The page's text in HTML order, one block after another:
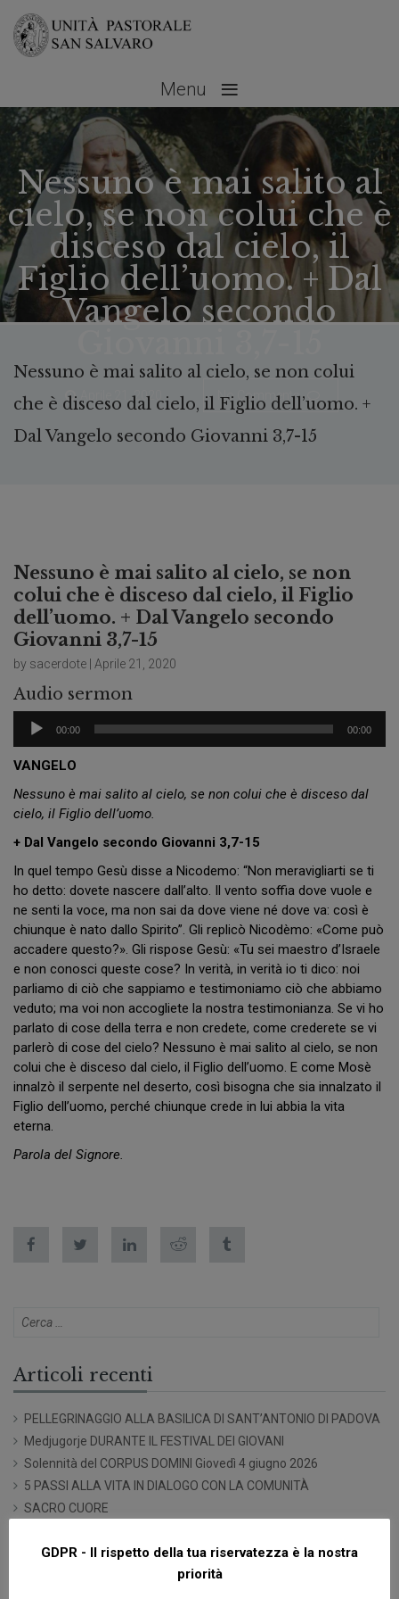
Menu ≡
Nessuno è mai salito al
cielo, se non colui che è
disceso dal cielo, il
Figlio dell’uomo. + Dal
Vangelo secondo
Aprile 21, 2020 No Comments
Nessuno è mai salito al cielo, se non colui
che è disceso dal cielo, il Figlio dell’uomo. +
Dal Vangelo secondo Giovanni 3,7-15
Nessuno è mai salito al cielo, se non
colui che è disceso dal cielo, il Figlio
dell’uomo. + Dal Vangelo secondo
Giovanni 3,7-15
by sacerdote | Aprile 21, 2020
Audio sermon
Audio
Player
00:00 00:00
VANGELO
Nessuno è mai salito al cielo, se non colui che è disceso dal
cielo, il Figlio dell’uomo.
+ Dal Vangelo secondo Giovanni 3,7-15
In quel tempo Gesù disse a Nicodemo: “Non meravigliarti se ti
ho detto: dovete nascere dall’alto. Il vento soffia dove vuole e
ne senti la voce, ma non sai da dove viene né dove va: così è
chiunque è nato dallo Spirito”. Gli replicò Nicodèmo: «Come può
accadere questo?». Gli rispose Gesù: «Tu sei maestro d’Israele
e non conosci queste cose? In verità, in verità io ti dico: noi
parliamo di ciò che sappiamo e testimoniamo ciò che abbiamo
veduto; ma voi non accogliete la nostra testimonianza. Se vi ho
parlato di cose della terra e non credete, come crederete se vi
parlerò di cose del cielo? Nessuno è mai salito al cielo, se non
colui che è disceso dal cielo, il Figlio dell’uomo. E come Mosè
innalzò il serpente nel deserto, così bisogna che sia innalzato il
Figlio dell’uomo, perché chiunque crede in lui abbia la vita
eterna.
Parola del Signore.
Articoli recenti
PELLEGRINAGGIO ALLA BASILICA DI SANT’ANTONIO DI PADOVA
Medjugorje DURANTE IL FESTIVAL DEI GIOVANI
Solennità del CORPUS DOMINI Giovedì 4 giugno 2026
5 PASSI ALLA VITA IN DIALOGO CON LA COMUNITÀ
SACRO CUORE
Commenti recenti
GDPR - Il rispetto della tua riservatezza è la nostra
priorità